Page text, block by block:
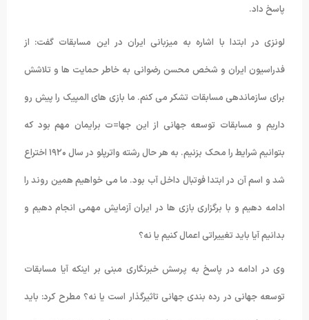
پاسخ داد.
لونزی در ابتدا با اشاره به میزبانی ایران در این مسابقات گفت: از
فدراسیون ایران و شخص محسن رضوانی به خاطر حمایت ها و تلاشش
برای سازماندهی مسابقات تشکر می کنم. ما بازی های المپیک را پیش رو
داریم و مسابقات توسعه جهانی از این جها=ت برایمان مهم بود که
بتوانیم شرایط را محک بزنیم. به هر حال رشته واترپلو در سال ۱۹۲۰ اختراع
شد و اسم آن در ابتدا فوتبال داخل آب بود. ما می خواهیم همین روند را
ادامه دهیم و با برگزاری بازی ها در ایران آزمایش مهمی انجام دهیم و
بدانیم آیا باید تغییراتی اعمال کنیم یا نه؟
وی در ادامه در پاسخ به پرسش خبرنگاری مبنی بر اینکه آیا مسابقات
توسعه جهانی در رده بندی جهانی تاثیرگذار است یا نه؟ مطرح کرد: باید